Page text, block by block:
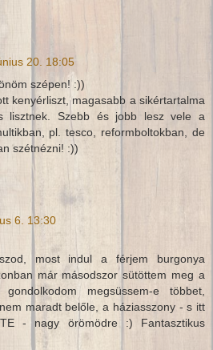
20. 18:05
szépen! :))
kenyérliszt, magasabb a sikértartalma
lisztnek. Szebb és jobb lesz vele a
pl. tesco, reformboltokban, de
szétnézni! :))
6. 13:30
most indul a férjem burgonya
már másodszor sütöttem meg a
megsüssem-e többet,
maradt belőle, a háziasszony - s itt
- nagy örömödre :) Fantasztikus